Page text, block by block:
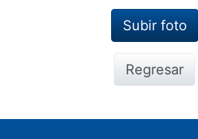
Regresar